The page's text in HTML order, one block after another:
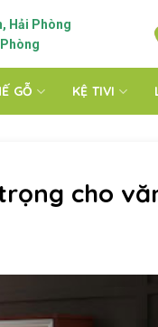
Hải Phòng
GỖ KỆ TIVI
cho